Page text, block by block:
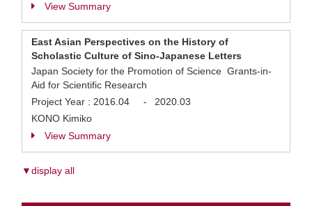
View Summary
East Asian Perspectives on the History of
Scholastic Culture of Sino-Japanese Letters
Japan Society for the Promotion of Science Grants-in-
Aid for Scientific Research
Project Year : 2016.04 -
2020.03
KONO Kimiko
View Summary
▼display all